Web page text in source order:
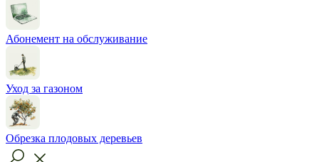
Абонемент на обслуживание
Уход за газоном
Обрезка плодовых деревьев